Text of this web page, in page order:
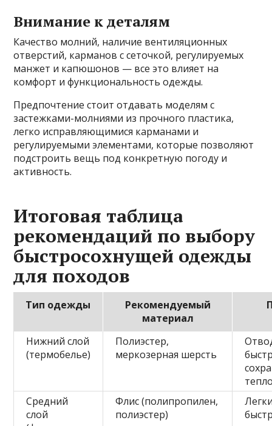
Внимание к деталям
Качество молний, наличие вентиляционных
отверстий, карманов с сеточкой, регулируемых
манжет и капюшонов — все это влияет на
комфорт и функциональность одежды.
Предпочтение стоит отдавать моделям с
застежками-молниями из прочного пластика,
легко исправляющимися карманами и
регулируемыми элементами, которые позволяют
подстроить вещь под конкретную погоду и
активность.
Итоговая таблица
рекомендаций по выбору
быстросохнущей одежды
для походов
Тип одежды
Рекомендуемый
материал
Нижний слой
(термобелье)
Полиэстер,
меркозерная шерсть
Средний
слой
Флис (полипропилен,
полиэстер)